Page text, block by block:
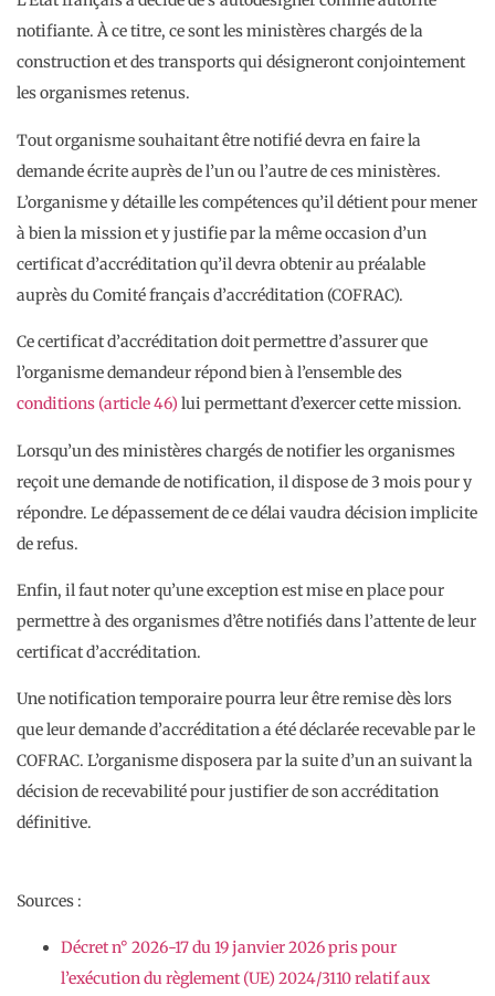
notifiante. À ce titre, ce sont les ministères chargés de la
construction et des transports qui désigneront conjointement
les organismes retenus.
Tout organisme souhaitant être notifié devra en faire la
demande écrite auprès de l’un ou l’autre de ces ministères.
L’organisme y détaille les compétences qu’il détient pour mener
à bien la mission et y justifie par la même occasion d’un
certificat d’accréditation qu’il devra obtenir au préalable
auprès du Comité français d’accréditation (COFRAC).
Ce certificat d’accréditation doit permettre d’assurer que
l’organisme demandeur répond bien à l’ensemble des
conditions (article 46) lui permettant d’exercer cette mission.
Lorsqu’un des ministères chargés de notifier les organismes
reçoit une demande de notification, il dispose de 3 mois pour y
répondre. Le dépassement de ce délai vaudra décision implicite
de refus.
Enfin, il faut noter qu’une exception est mise en place pour
permettre à des organismes d’être notifiés dans l’attente de leur
certificat d’accréditation.
Une notification temporaire pourra leur être remise dès lors
que leur demande d’accréditation a été déclarée recevable par le
COFRAC. L’organisme disposera par la suite d’un an suivant la
décision de recevabilité pour justifier de son accréditation
définitive.
Sources :
Décret n° 2026-17 du 19 janvier 2026 pris pour
l’exécution du règlement (UE) 2024/3110 relatif aux